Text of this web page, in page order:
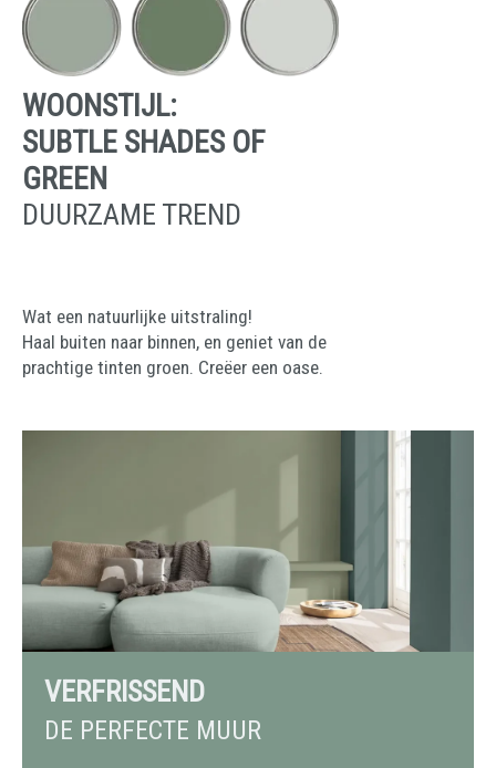
WOONSTIJL:
SUBTLE SHADES OF
GREEN
DUURZAME TREND
Wat een natuurlijke uitstraling!
Haal buiten naar binnen, en geniet van de
prachtige tinten groen. Creëer een oase.
VERFRISSEND
DE PERFECTE MUUR